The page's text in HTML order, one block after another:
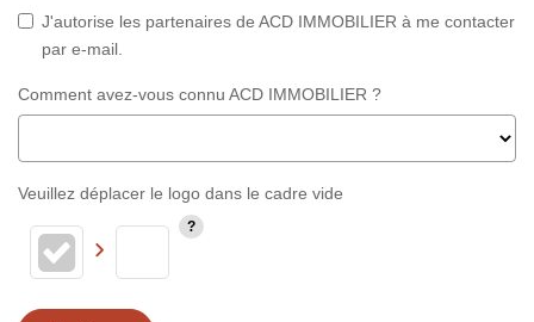
J'autorise les partenaires de ACD IMMOBILIER à me contacter
par e-mail.
Comment avez-vous connu ACD IMMOBILIER ?
Veuillez déplacer le logo dans le cadre vide